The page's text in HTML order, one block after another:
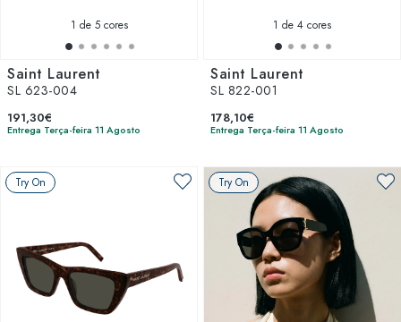
1 de 5 cores
Saint Laurent
SL 623-004
191,30€
Entrega Terça-feira 11 Agosto
1 de 4 cores
Saint Laurent
SL 822-001
178,10€
Entrega Terça-feira 11 Agosto
Try On Try On